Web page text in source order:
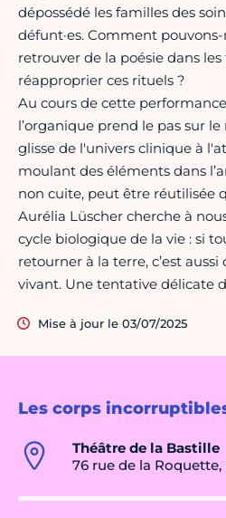
Les corps
Théâtre de la Bastille
76 rue de la Roquette,
dépossédé les familles des
défunt·es. Comment
retrouver de la poésie dans
réapproprier ces rituels ?
Au cours de cette
l’organique prend le pas sur
glisse de l'univers clinique à
moulant des éléments dans
non cuite, peut être réutilisée
Aurélia Lüscher cherche à
cycle biologique de la vie : si
retourner à la terre, c’est
vivant. Une tentative délicate
Mise à jour le 03/07/2025